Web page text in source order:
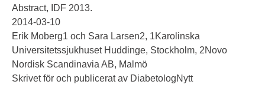
Abstract, IDF 2013.
2014-03-10
Erik Moberg1 och Sara Larsen2, 1Karolinska
Universitetssjukhuset Huddinge, Stockholm, 2Novo
Nordisk Scandinavia AB, Malmö
Skrivet för och publicerat av DiabetologNytt